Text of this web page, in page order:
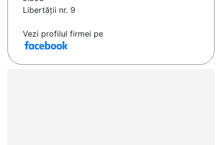
Libertății nr. 9
Vezi profilul firmei pe